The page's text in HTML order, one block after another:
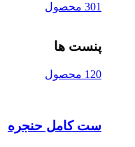
301 محصول
پنست ها
120 محصول
ست کامل حنجره